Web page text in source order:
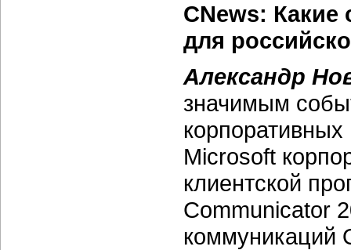
CNews:
для
Александр
значимым
Microsoft
клиентской
Communicator
коммуникаций